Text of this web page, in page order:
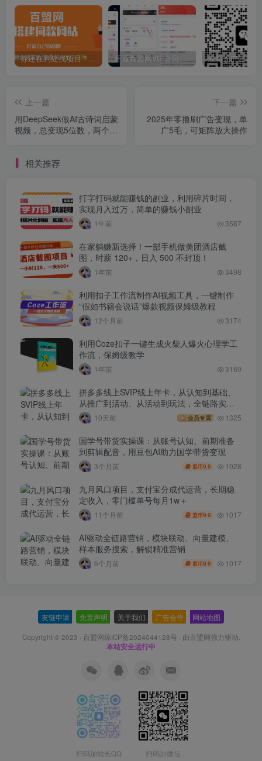
你还在到处找项目？还在当韭菜？我靠卖项目一个月收入5万+，曾经我也是个失败者。 开通百盟网VIP会员，尊享全站资源免费下载，享70%的推广提成！！【限时五折优惠】
上一篇
用DeepSeek做AI古诗词启蒙
视频，总变现5位数，两个月
下一篇
2025年零撸刷广告变现，单
广5毛，可矩阵放大操作
相关推荐
打字打码就能赚钱的副业，利用碎片时间，
实现月入过万，简单的赚钱小副业
1年前 3587
在家躺赚新选择！一部手机做美团酒店截
图，时薪 120+，日入 500 不封顶！
1年前 3498
利用扣子工作流制作AI视频工具，一键制作
“假如书籍会说话”爆款视频保姆级教程
12个月前 3174
利用Coze扣子一键生成火柴人爆火心理学工
作流，保姆级教学
1年前 3169
拼多多线上SVIP线上年卡，从认知到基础、
从推广到活动、从活动到玩法，全链路实战
(260730)
10天前 会员专属 1325
国学号带货实操课：从账号认知、前期准备
到剪辑配音，用豆包AI助力国学带货变现
3个月前 盟币9.9 1028
九月风口项目，支付宝分成代运营，长期稳
定收入，零门槛单号每月1w＋
11个月前 盟币9.9 1017
AI驱动全链路营销，模块联动、向量建模、
样本服务搜索，解锁精准营销
6个月前 盟币9.9 1017
友链申请 免责声明 关于我们 广告合作 网站地图
Copyright © 2023 · 百盟网琼ICP备2024044128号 · 由百盟网强力驱动.
本站安全运行中
扫码加站长QQ 扫码加微信